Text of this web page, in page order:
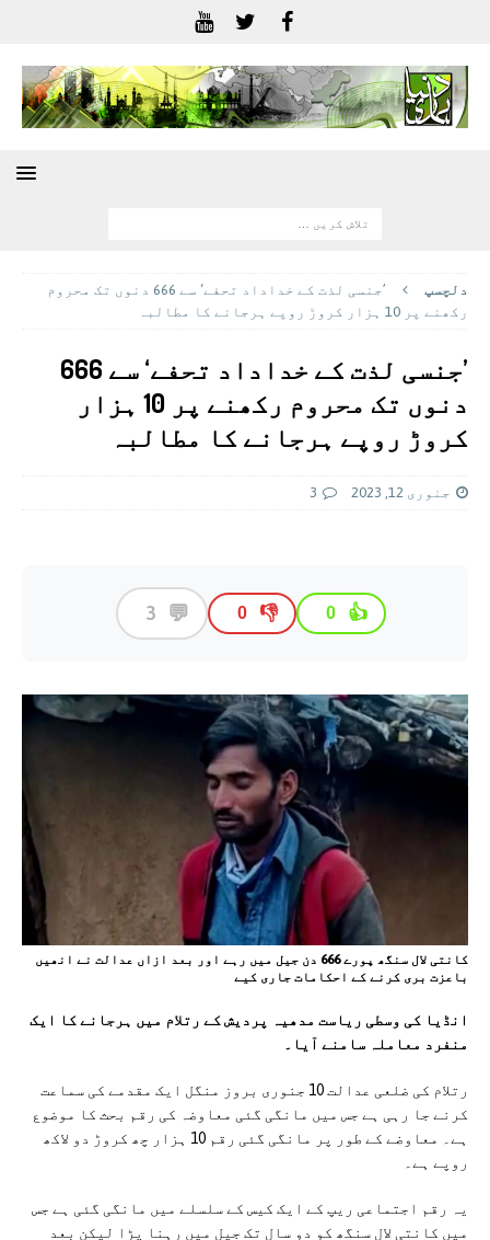
دلچسپ
’جنسی لذت کے خداداد تحفے‘ سے 666 دنوں تک محروم
رکھنے پر 10 ہزار کروڑ روپے ہرجانے کا مطالبہ
’جنسی لذت کے خداداد تحفے‘ سے 666
دنوں تک محروم رکھنے پر 10 ہزار
کروڑ روپے ہرجانے کا مطالبہ
جنوری 12, 2023 3
👍
0
👎
0
💬
3
کانتی لال سنگھ پورے 666 دن جیل میں رہے اور بعد ازاں عدالت نے انھیں
باعزت بری کرنے کے احکامات جاری کیے
انڈیا کی وسطی ریاست مدھیہ پردیش کے رتلام میں ہرجانے کا ایک
منفرد معاملہ سامنے آیا۔
رتلام کی ضلعی عدالت 10 جنوری بروز منگل ایک مقدمے کی سماعت
کرنے جا رہی ہے جس میں مانگی گئی معاوضہ کی رقم بحث کا موضوع
ہے۔ معاوضے کے طور پر مانگی گئی رقم 10 ہزار چھ کروڑ دو لاکھ
روپے ہے۔
یہ رقم اجتماعی ریپ کے ایک کیس کے سلسلے میں مانگی گئی ہے جس
میں کانتی لال سنگھ کو دو سال تک جیل میں رہنا پڑا لیکن بعد